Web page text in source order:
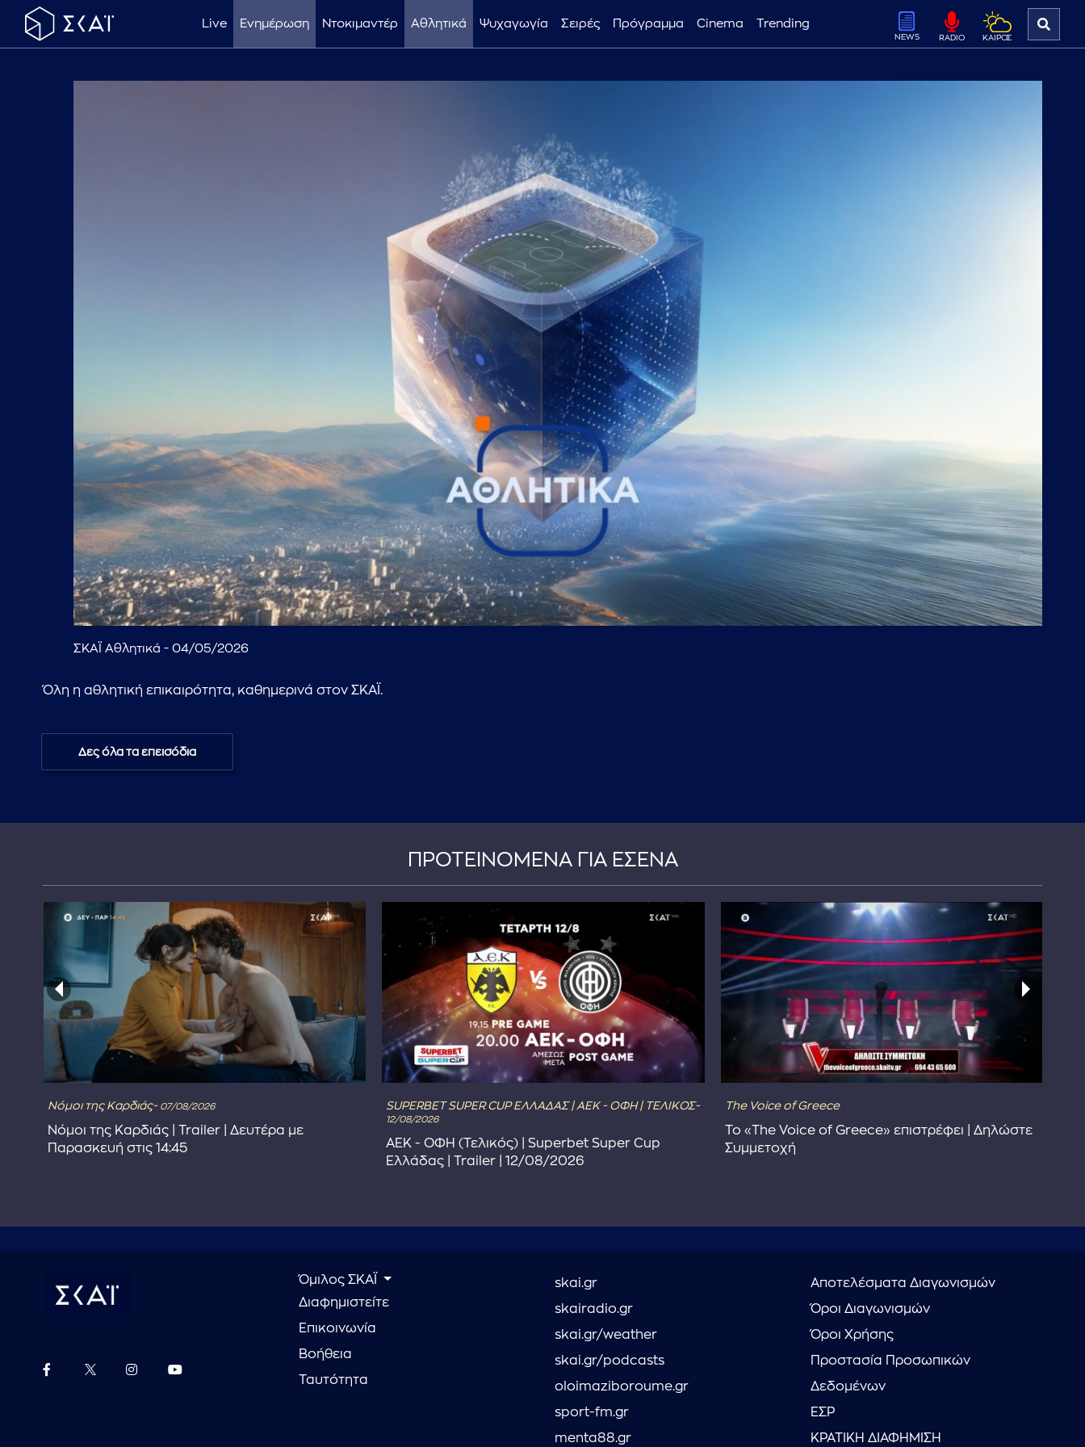
Live Ενημέρωση Ντοκιμαντέρ Αθλητικά Ψυχαγωγία Σειρές Πρόγραμμα Cinema Trending
NEWS RADIO ΚΑΙΡΟΣ
...πληκτρολογήστε κείμενο προς αναζήτηση
ΣΚΑΪ Αθλητικά - 04/05/2026
Όλη η αθλητική επικαιρότητα, καθημερινά στον ΣΚΑΪ.
Δες όλα τα επεισόδια
ΠΡΟΤΕΙΝΟΜΕΝΑ ΓΙΑ ΕΣΕΝΑ
Νόμοι της Καρδιάς- 07/08/2026
Νόμοι της Καρδιάς | Trailer | Δευτέρα με
Παρασκευή στις 14:45
SUPERBET SUPER CUP ΕΛΛΑΔΑΣ | ΑΕΚ - ΟΦΗ | ΤΕΛΙΚΟΣ-
12/08/2026
ΑΕΚ - ΟΦΗ (Τελικός) | Superbet Super Cup
Ελλάδας | Trailer | 12/08/2026
The Voice of Greece
Το «The Voice of Greece» επιστρέφει | Δηλώστε
Συμμετοχή
Όμιλος ΣΚΑΪ
Διαφημιστείτε
Επικοινωνία
Βοήθεια
Ταυτότητα
skai.gr
skairadio.gr
skai.gr/weather
skai.gr/podcasts
oloimaziboroume.gr
sport-fm.gr
menta88.gr
Αποτελέσματα Διαγωνισμών
Όροι Διαγωνισμών
Όροι Χρήσης
Προστασία Προσωπικών
Δεδομένων
ΕΣΡ
ΚΡΑΤΙΚΗ ΔΙΑΦΗΜΙΣΗ